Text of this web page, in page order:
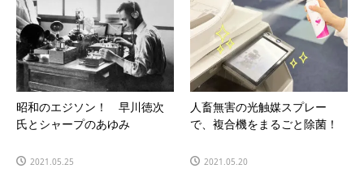
昭和のエジソン！ 早川徳次
氏とシャープのあゆみ
2021.05.25
人畜無害の光触媒スプレー
で、複合機をまるごと除菌！
2021.05.20